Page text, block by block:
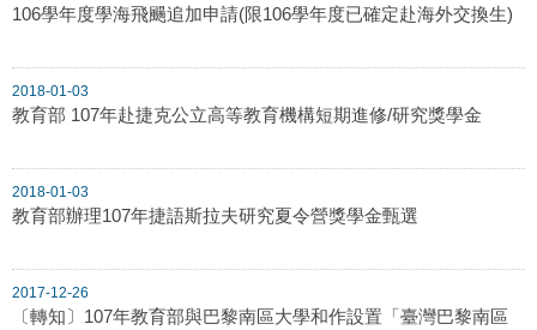
106學年度學海飛颺追加申請(限106學年度已確定赴海外交換生)
2018-01-03
教育部 107年赴捷克公立高等教育機構短期進修/研究獎學金
2018-01-03
教育部辦理107年捷語斯拉夫研究夏令營獎學金甄選
2017-12-26
〔轉知〕107年教育部與巴黎南區大學和作設置「臺灣巴黎南區